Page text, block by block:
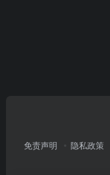
免责声明 隐私政策